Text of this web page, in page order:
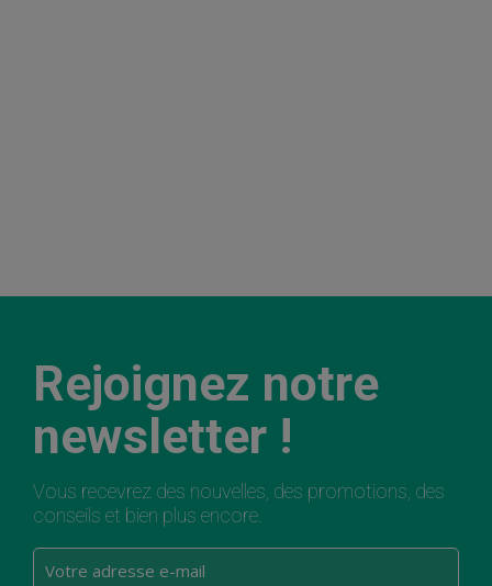
Rejoignez notre
newsletter !
Vous recevrez des nouvelles, des promotions, des
conseils et bien plus encore.